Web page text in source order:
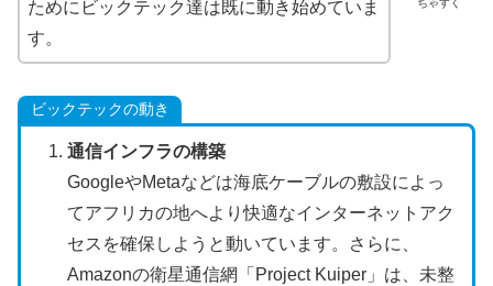
ちゃすく
ためにビックテック達は既に動き始めていま
す。
ビックテックの動き
通信インフラの構築
GoogleやMetaなどは海底ケーブルの敷設によっ
てアフリカの地へより快適なインターネットアク
セスを確保しようと動いています。さらに、
Amazonの衛星通信網「Project Kuiper」は、未整